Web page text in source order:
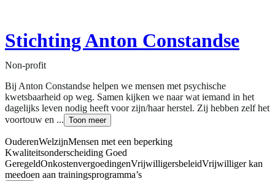
Stichting Anton Constandse
Non-profit
Bij Anton Constandse helpen we mensen met psychische
kwetsbaarheid op weg. Samen kijken we naar wat iemand in het
dagelijks leven nodig heeft voor zijn/haar herstel. Zij hebben zelf het
voortouw en ... Toon meer
OuderenWelzijnMensen met een beperking
Kwaliteitsonderscheiding Goed
GeregeldOnkostenvergoedingenVrijwilligersbeleidVrijwilliger kan
meedoen aan trainingsprogramma’s